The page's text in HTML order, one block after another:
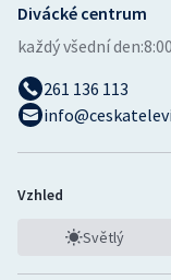
Volejbal
Divácké centrum
každý všední den:
261 136 113
Vzhled
Světlý